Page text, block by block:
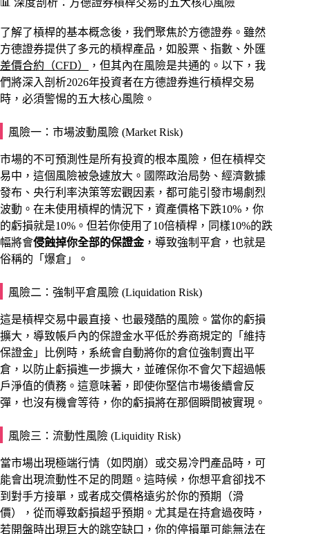
了解了槓桿的基本概念後，我們聚焦於方德證券。雖然
方德證券提供了多元的槓桿產品，如股票、指數、外匯
差價合約（CFD）
，但其內在風險是共通的。以下，我
們將深入剖析2026年投資者在方德證券進行槓桿交易
時，必須警惕的五大核心風險。
風險一：市場波動風險 (Market Risk)
市場的不可預測性是所有投資的根本風險，但在槓桿交
易中，這個風險被急遽放大。國際政治局勢、經濟數據
發布、央行利率決策等宏觀因素，都可能引發市場劇烈
波動。在未使用槓桿的情況下，資產價格下跌10%，你
的虧損就是10%。但若你使用了10倍槓桿，同樣10%的跌
幅將會侵蝕掉你全部的保證金，導致強制平倉，也就是
俗稱的「爆倉」。
風險二：強制平倉風險 (Liquidation Risk)
這是槓桿交易中最直接、也最殘酷的風險。當你的虧損
擴大，導致帳戶內的保證金水平低於券商規定的「維持
保證金」比例時，系統會自動將你的倉位強制賣出平
倉，以防止虧損進一步擴大，並確保你不會欠下超過帳
戶淨值的債務。這意味著，即使你堅信市場後續會反
彈，也沒有機會等待，你的虧損將在那個瞬間被實現。
風險三：流動性風險 (Liquidity Risk)
當市場出現極端行情（如閃崩）或交易冷門產品時，可
能會出現流動性不足的問題。這時候，你想平倉卻找不
到對手方接單，或者成交價格遠劣於你的預期（滑
價），從而導致虧損超乎預期。尤其是在持倉過夜時，
若開盤時出現巨大的跳空缺口，你的停損單可能無法在